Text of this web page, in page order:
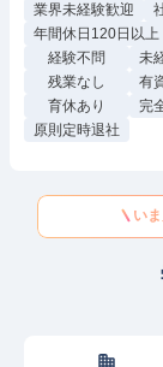
業界未経験歓迎
年間休日120日以上
経験不問
未
残業なし
有
育休あり
完
原則定時退社
い